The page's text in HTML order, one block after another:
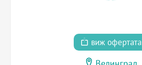
виж офертата